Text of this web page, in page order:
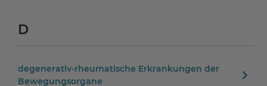
D
degenerativ-rheumatische Erkrankungen der
Bewegungsorgane